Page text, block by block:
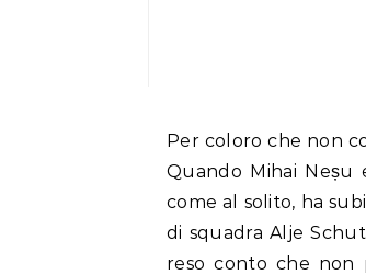
Per coloro che non
Quando Mihai Neșu
come al solito, ha
di squadra Alje
reso conto che non